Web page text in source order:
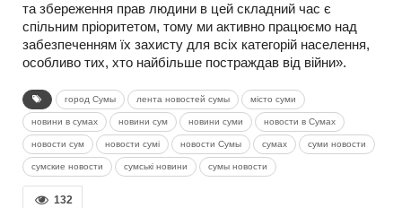
та збереження прав людини в цей складний час є
спільним пріоритетом, тому ми активно працюємо над
забезпеченням їх захисту для всіх категорій населення,
особливо тих, хто найбільше постраждав від війни».
город Сумы лента новостей сумы місто суми
новини в сумах новини сум новини суми новости в Сумах
новости сум новости сумі новости Сумы сумах суми новости
сумские новости сумські новини сумы новости
132